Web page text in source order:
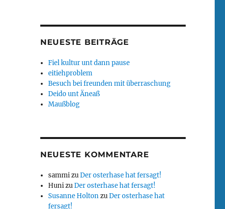
NEUESTE BEITRÄGE
Fiel kultur unt dann pause
eitiehproblem
Besuch bei freunden mit überraschung
Deido unt Äneaß
Maußblog
NEUESTE KOMMENTARE
sammizuDer osterhase hat fersagt!
HunizuDer osterhase hat fersagt!
Susanne HoltonzuDer osterhase hat
fersagt!